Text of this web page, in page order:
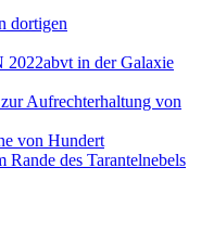
dortigen
in der Galaxie
Aufrechterhaltung von
von Hundert
des Tarantelnebels